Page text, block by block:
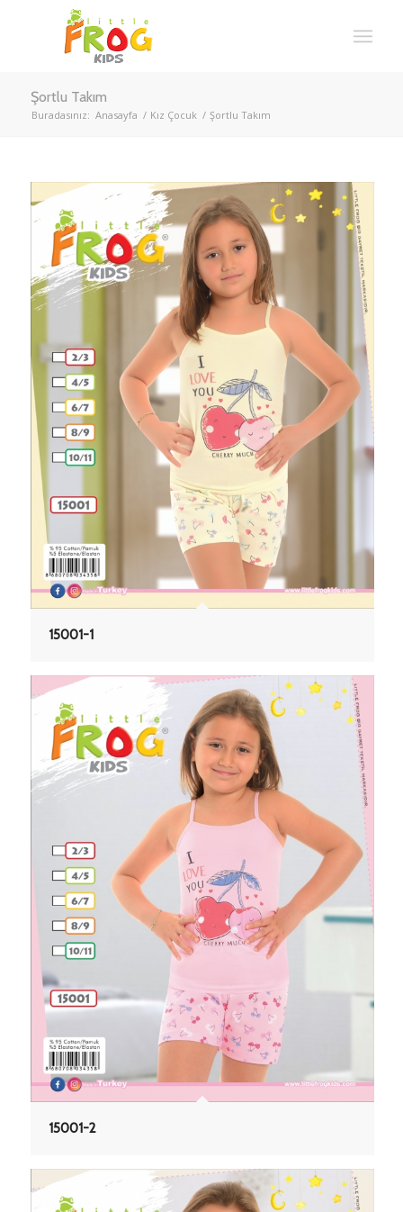
Şortlu Takım
Buradasınız: Anasayfa / Kız Çocuk / Şortlu Takım
15001-1
15001-2